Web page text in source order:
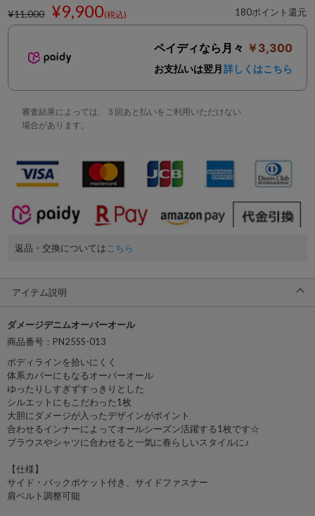
¥11,000
¥9,900(税込) 180ポイント還元
ペイディなら月々 ￥3,300
お支払いは翌月 詳しくはこちら
審査結果によっては、３回あと払いをご利用いただけない
場合があります。
返品・交換についてはこちら
アイテム説明
ダメージデニムオーバーオール
商品番号：PN25SS-013
ボディラインを拾いにくく
体系カバーにもなるオーバーオール
ゆったりしすぎずすっきりとした
シルエットにもこだわった1枚
大胆にダメージが入ったデザインがポイント
合わせるインナーによってオールシーズン活躍する1枚です☆
ブラウスやシャツに合わせると一気に春らしいスタイルに♪
【仕様】
サイド・バックポケット付き、サイドファスナー
肩ベルト調整可能